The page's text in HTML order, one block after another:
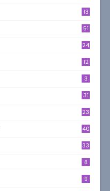
13
51
24
12
3
31
23
40
33
8
9